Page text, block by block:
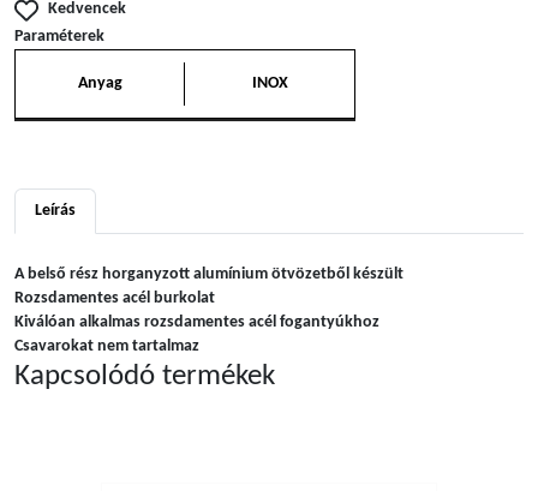
Kedvencek
Paraméterek
Anyag INOX
Leírás
A belső rész horganyzott alumínium ötvözetből készült
Rozsdamentes acél burkolat
Kiválóan alkalmas rozsdamentes acél fogantyúkhoz
Csavarokat nem tartalmaz
Kapcsolódó termékek